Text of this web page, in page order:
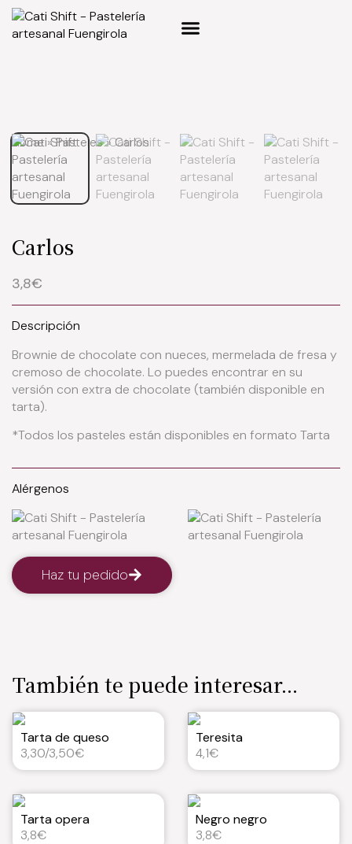
Home»Pasteles»Carlos
Carlos
3,8€
Descripción
Brownie de chocolate con nueces, mermelada de fresa y
cremoso de chocolate. Lo puedes encontrar en su
versión con extra de chocolate (también disponible en
tarta).
*Todos los pasteles están disponibles en formato Tarta
Alérgenos
Haz tu pedido
También te puede interesar...
Tarta de queso
3,30/3,50€
Teresita
4,1€
Tarta opera
3,8€
Negro negro
3,8€